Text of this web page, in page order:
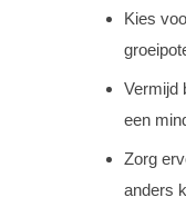
Kies
Vermijd
een
Zorg
anders